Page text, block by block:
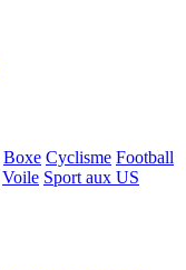
Boxe Cyclisme Football
Voile Sport aux US